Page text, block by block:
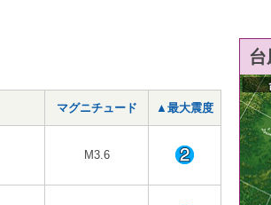
マグニチュード ▲最大震度
M3.6